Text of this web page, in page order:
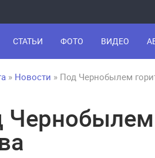
СТАТЬИ ФОТО ВИДЕО
» Новости » Под Чернобылем
Чернобылем